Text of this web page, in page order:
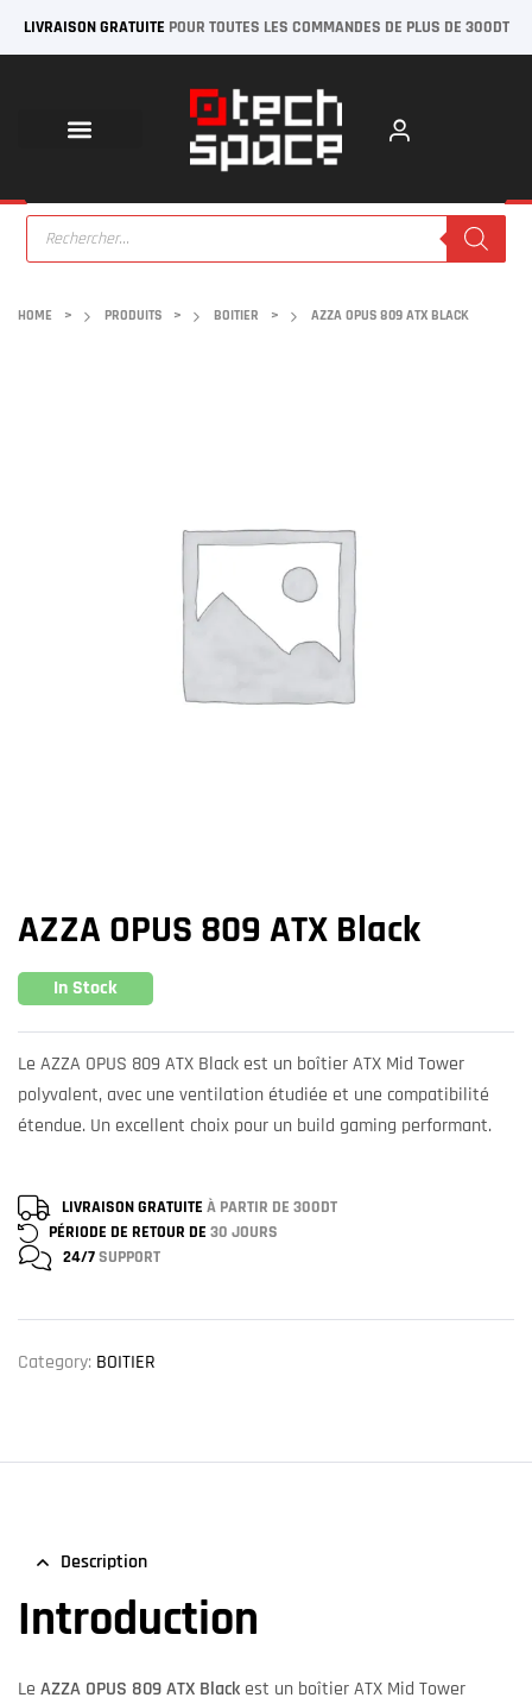
LIVRAISON GRATUITE POUR TOUTES LES COMMANDES DE PLUS DE 300DT
HOME > PRODUITS > BOITIER > AZZA OPUS 809 ATX BLACK
AZZA OPUS 809 ATX Black
In Stock
Le AZZA OPUS 809 ATX Black est un boîtier ATX Mid Tower
polyvalent, avec une ventilation étudiée et une compatibilité
étendue. Un excellent choix pour un build gaming performant.
LIVRAISON GRATUITE À PARTIR DE 300DT
PÉRIODE DE RETOUR DE 30 JOURS
24/7SUPPORT
Category: BOITIER
Description
Introduction
Le AZZA OPUS 809 ATX Black est un boîtier ATX Mid Tower